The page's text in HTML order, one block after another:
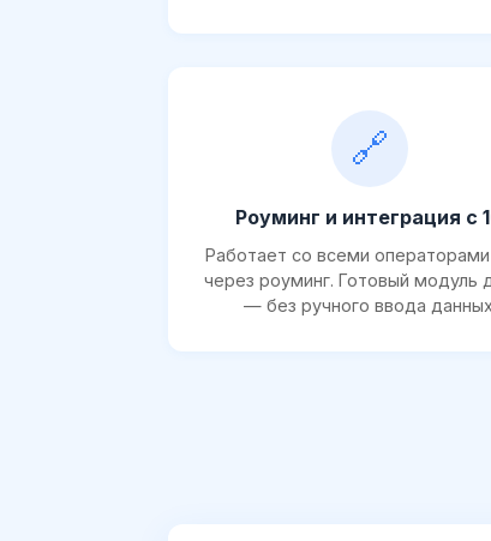
🔗
Роуминг и интеграция с
Работает со всеми
через роуминг. Готовый модуль
— без ручного ввода